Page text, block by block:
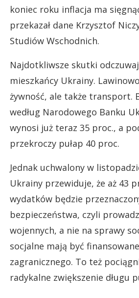
koniec roku inflacja ma
przekazał dane Krzysztof
Studiów Wschodnich.
Najdotkliwsze skutki
mieszkańcy Ukrainy.
żywność, ale także transport.
według Narodowego Banku
wynosi już teraz 35 proc., a
przekroczy pułap 40 proc.
Jednak uchwalony w
Ukrainy przewiduje, że aż 43
wydatków będzie
bezpieczeństwa, czyli
wojennych, a nie na sprawy
socjalne mają być
zagranicznego. To też
radykalne zwiększenie długu